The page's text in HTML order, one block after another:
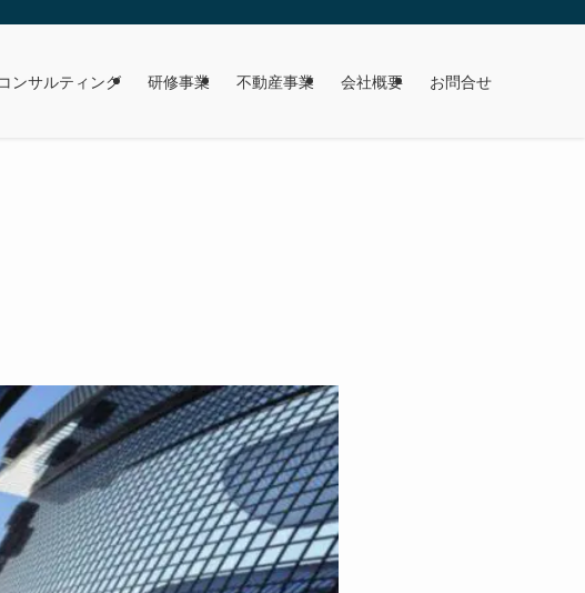
コンサルティング 研修事業 不動産事業 会社概要 お問合せ